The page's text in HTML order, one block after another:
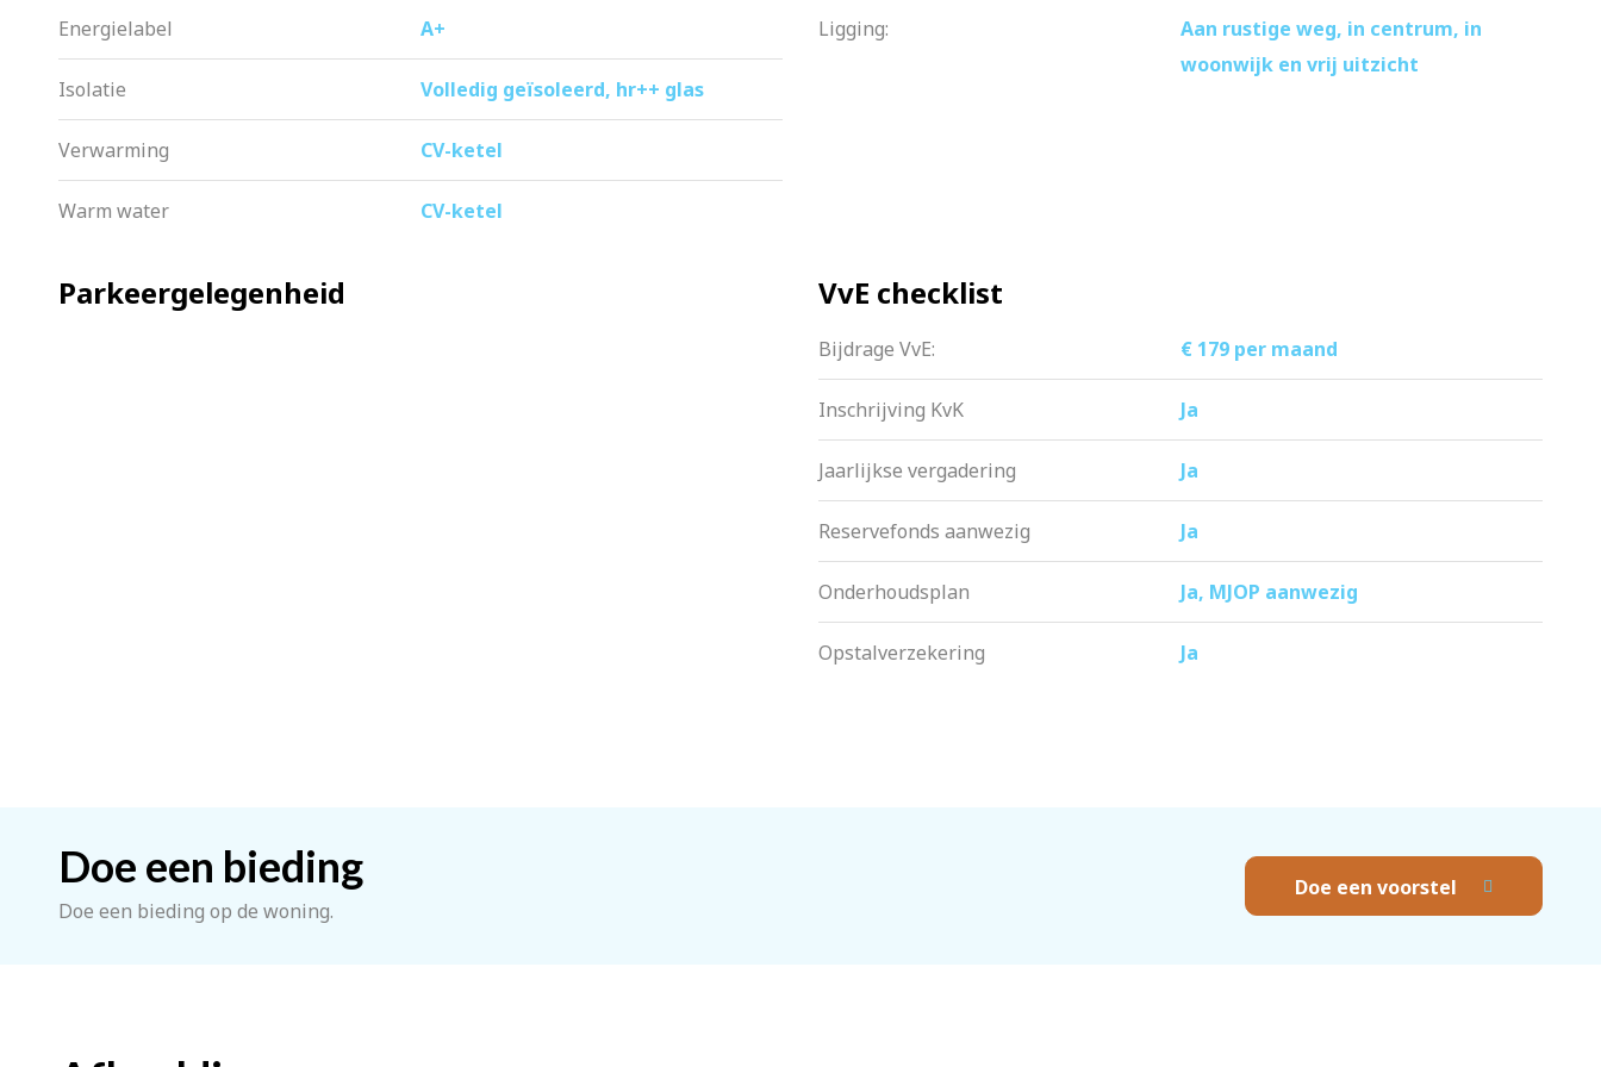
Energielabel A+
Isolatie Volledig geïsoleerd, hr++ glas
Verwarming CV-ketel
Warm water CV-ketel
Ligging:
Aan rustige weg, in centrum, in
woonwijk en vrij uitzicht
Parkeergelegenheid VvE checklist
Bijdrage VvE: € 179 per maand
Inschrijving KvK Ja
Jaarlijkse vergadering Ja
Reservefonds aanwezig Ja
Onderhoudsplan Ja, MJOP aanwezig
Opstalverzekering Ja
Doe een bieding
Doe een bieding op de woning.
Doe een voorstel